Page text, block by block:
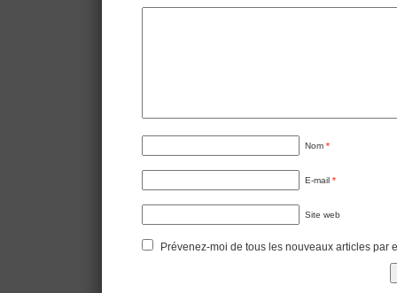
Nom *
E-mail *
Site web
Prévenez-moi de tous les nouveaux articles par